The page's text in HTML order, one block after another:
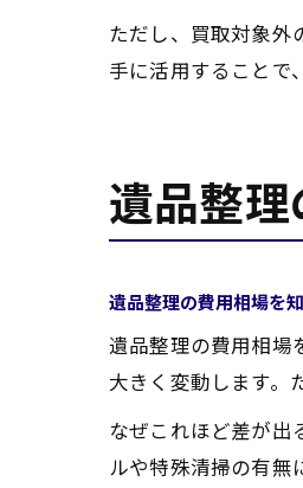
ただし、買取対象外
手に活用することで
遺品整
遺品整理の費用相場を
遺品整理の費用相場
大きく変動します。
なぜこれほど差が出
ルや特殊清掃の有無